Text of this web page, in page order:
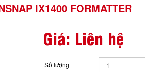
IX1400 FORMATTER
Giá: Liên hệ
Số lượng